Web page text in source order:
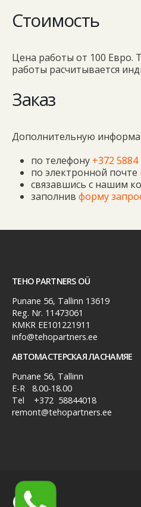
Стоимость
Цена работы от 100 Евро.
работы расчитывается
Заказ
Дополнительную
по телефону +372 5884
по электронной почте
связавшись с нашим
заполнив форму
TEHO PARTNERS OÜ
Punane 56, Tallinn 13619
Reg. Nr. 11473061
KMKR EE101221911
info@tehopartners.ee
АВТОМАСТЕРСКАЯ ЛАСНАМЯЕ
Punane 56, Tallinn
E-R 8.00-18.00
Tel +372 58844018
remont@tehopartners.ee